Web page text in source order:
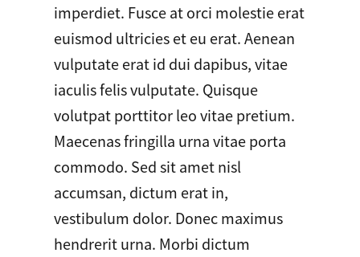
imperdiet. Fusce at orci molestie erat
euismod ultricies et eu erat. Aenean
vulputate erat id dui dapibus, vitae
iaculis felis vulputate. Quisque
volutpat porttitor leo vitae pretium.
Maecenas fringilla urna vitae porta
commodo. Sed sit amet nisl
accumsan, dictum erat in,
vestibulum dolor. Donec maximus
hendrerit urna. Morbi dictum